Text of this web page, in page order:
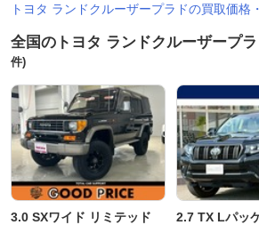
トヨタ ランドクルーザープラドの買取価格
全国のトヨタ ランドクルーザープ
件)
3.0 SXワイド リミテッド
2.7 TX Lパッ